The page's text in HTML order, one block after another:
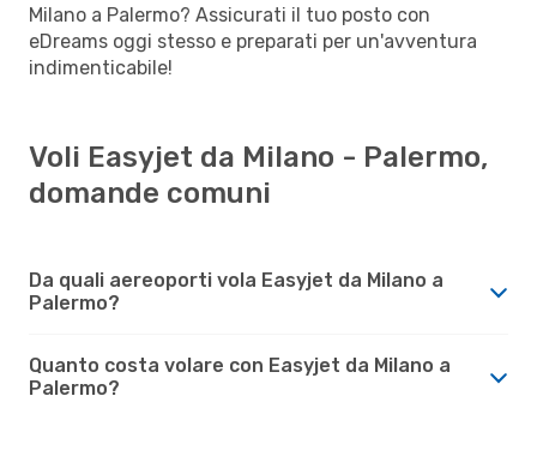
Milano a Palermo? Assicurati il tuo posto con
eDreams oggi stesso e preparati per un'avventura
indimenticabile!
Voli Easyjet da Milano - Palermo,
domande comuni
Da quali aereoporti vola Easyjet da Milano a
Palermo?
Quanto costa volare con Easyjet da Milano a
Palermo?